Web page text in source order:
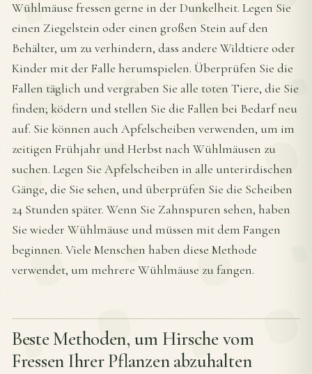
Wühlmäuse fressen gerne in der Dunkelheit. Legen Sie
einen Ziegelstein oder einen großen Stein auf den
Behälter, um zu verhindern, dass andere Wildtiere oder
Kinder mit der Falle herumspielen. Überprüfen Sie die
Fallen täglich und vergraben Sie alle toten Tiere, die Sie
finden; ködern und stellen Sie die Fallen bei Bedarf neu
auf. Sie können auch Apfelscheiben verwenden, um im
zeitigen Frühjahr und Herbst nach Wühlmäusen zu
suchen. Legen Sie Apfelscheiben in alle unterirdischen
Gänge, die Sie sehen, und überprüfen Sie die Scheiben
24 Stunden später. Wenn Sie Zahnspuren sehen, haben
Sie wieder Wühlmäuse und müssen mit dem Fangen
beginnen. Viele Menschen haben diese Methode
verwendet, um mehrere Wühlmäuse zu fangen.
Beste Methoden, um Hirsche vom
Fressen Ihrer Pflanzen abzuhalten